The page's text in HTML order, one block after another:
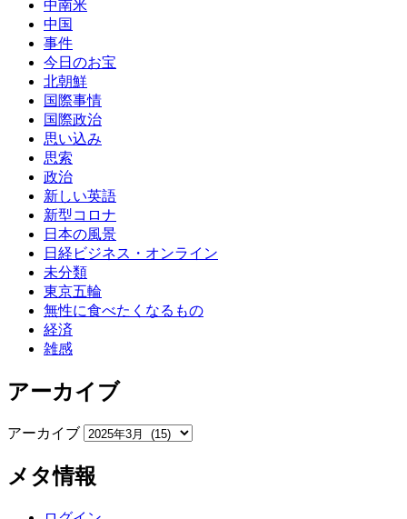
中南米
中国
事件
今日のお宝
北朝鮮
国際事情
国際政治
思い込み
思索
政治
新しい英語
新型コロナ
日本の風景
日経ビジネス・オンライン
未分類
東京五輪
無性に食べたくなるもの
経済
雑感
アーカイブ
アーカイブ
メタ情報